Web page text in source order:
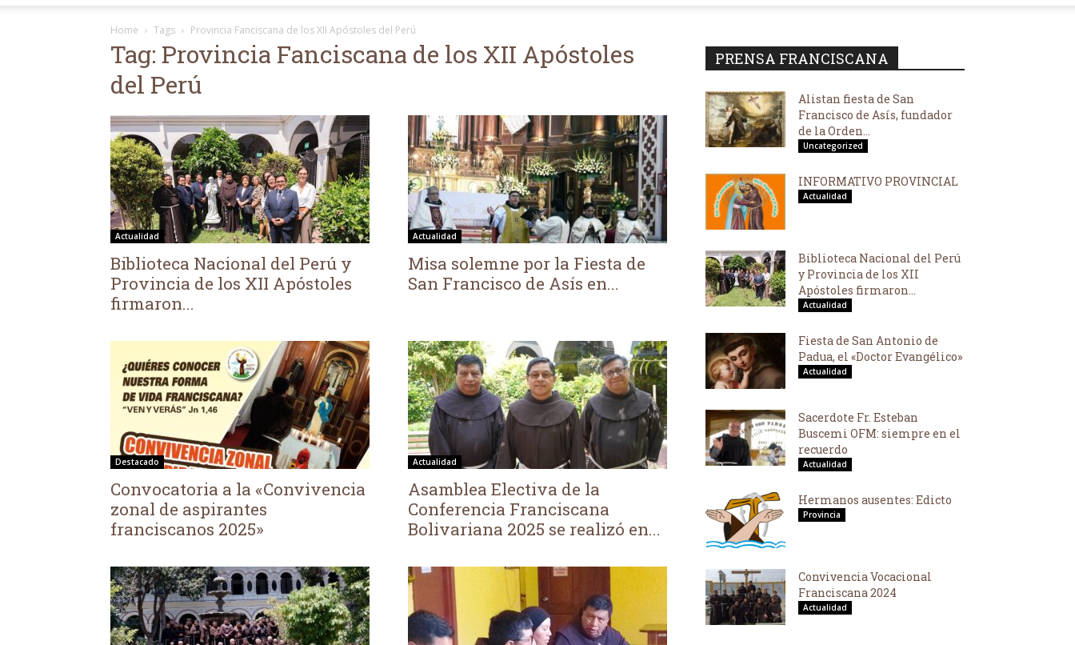
Home Tags Provincia Fanciscana de los XII Apóstoles del Perú
Tag: Provincia Fanciscana de los XII Apóstoles
del Perú
Actualidad
Biblioteca Nacional del Perú y
Provincia de los XII Apóstoles
firmaron...
Actualidad
Misa solemne por la Fiesta de
San Francisco de Asís en...
Destacado
Convocatoria a la «Convivencia
zonal de aspirantes
franciscanos 2025»
Actualidad
Asamblea Electiva de la
Conferencia Franciscana
Bolivariana 2025 se realizó en...
PRENSA FRANCISCANA
Alistan fiesta de San
Francisco de Asís, fundador
de la Orden...
Uncategorized
INFORMATIVO PROVINCIAL
Actualidad
Biblioteca Nacional del Perú
y Provincia de los XII
Apóstoles firmaron...
Actualidad
Fiesta de San Antonio de
Padua, el «Doctor Evangélico»
Actualidad
Sacerdote Fr. Esteban
Buscemi OFM: siempre en el
recuerdo
Actualidad
Hermanos ausentes: Edicto
Provincia
Convivencia Vocacional
Franciscana 2024
Actualidad